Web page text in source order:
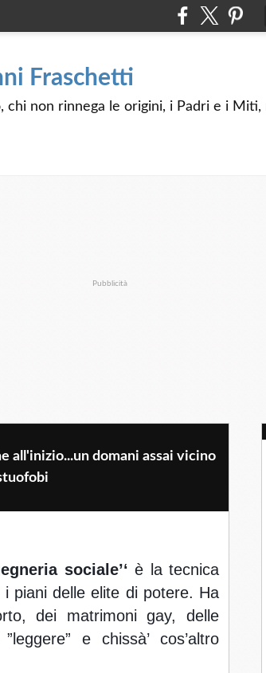
Fraschetti
chi non rinnega le origini, i Padri e i
Pubblicità
all'inizio...un domani assai vicino
sociale’‘ è la tecnica
piani delle elite di potere. Ha
dei matrimoni gay, delle
e chissà’ cos’altro